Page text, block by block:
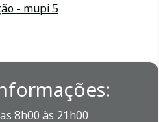
- mupi 5
8h00 às 21h00